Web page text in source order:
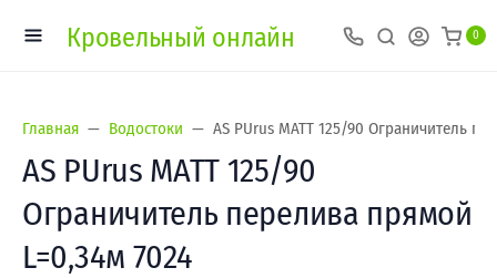
Кровельный онлайн 0
Главная Водостоки AS PUrus MATT 125/90 Ограничитель
AS PUrus MATT 125/90
Ограничитель перелива прямой
L=0,34м 7024